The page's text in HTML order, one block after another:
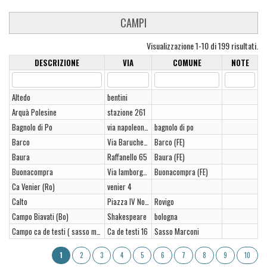
CAMPI
Visualizzazione 1-10 di 199 risultati.
DESCRIZIONE VIA COMUNE NOTE
Altedo
bentini
Arquà Polesine
stazione 261
Bagnolo di Po
via napoleonica 1415 bagnolo di po
Barco
Via Baruchello nr. 80 Barco (FE)
Baura
Raffanello 65
Baura (FE)
Buonacompra
Via lamborghini, 41
Buonacompra (FE)
Ca Venier (Ro)
venier 4
Calto
Piazza IV Novembre Rovigo
Campo Biavati (Bo)
Shakespeare
bologna
Campo ca de testi ( sasso marconi) Ca de testi 16 Sasso Marconi
1 2 3 4 5 6 7 8 9 10